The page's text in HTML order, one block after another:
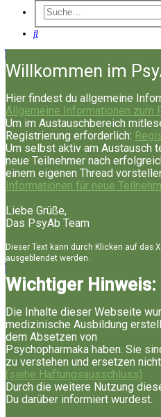
Suche
Willkommen im
Hier findest du allgemeine
Allgemeine Informationen zum
Um im Austauschbereich
Registrierung erforderlich:
Um selbst aktiv am Austausch
neue Teilnehmer nach
einem eigenen Thread
Informationen für neue
Liebe Grüße,
Das PsyAb Team
Dieser Text kann durch Klicken auf das
ausgeblendet werden.
Wichtiger Hinweis:
Die Inhalte dieser Webseite
medizinische Ausbildung
dem Absetzen von
Psychopharmaka haben. Sie
zu verstehen und ersetzen
(siehe Haftungsausschluss)
Durch die weitere Nutzung
Du darüber informiert wurdest.